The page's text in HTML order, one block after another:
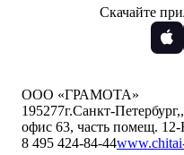
Скачайте
ООО «ГРАМОТА»
195277г.Санкт-Петербург,,
офис 63, часть помещ.
8 495 424-84-44